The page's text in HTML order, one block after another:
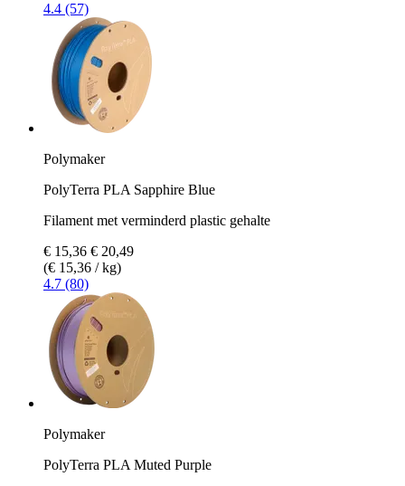
4.4 (57)
Polymaker
PolyTerra PLA Sapphire Blue
Filament met verminderd plastic gehalte
€ 15,36 € 20,49
(€ 15,36 / kg)
4.7 (80)
Polymaker
PolyTerra PLA Muted Purple